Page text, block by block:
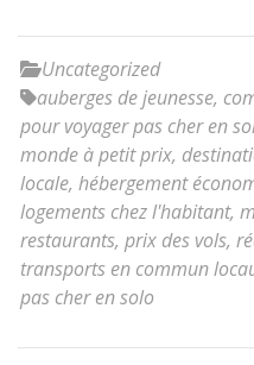
Uncategorized
auberges de jeunesse,
pour voyager pas cher en
monde à petit prix,
locale, hébergement
logements chez l'habitant,
restaurants, prix des vols,
transports en commun
pas cher en solo